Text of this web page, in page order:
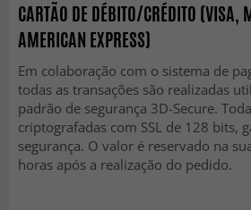
CARTÃO DE DÉBITO/CRÉDITO (VISA,
AMERICAN EXPRESS)
Em colaboração com o sistema de
todas as transações são realizadas
padrão de segurança 3D-Secure.
criptografadas com SSL de 128 bits,
segurança. O valor é reservado na
horas após a realização do pedido.